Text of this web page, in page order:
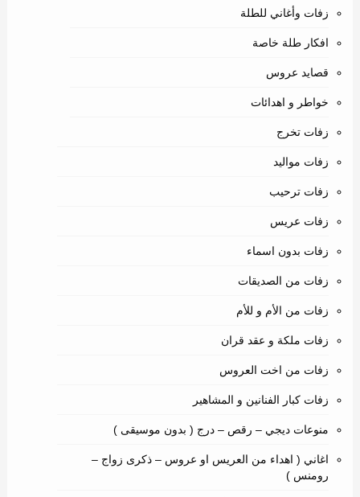
زفات وأغاني للطلة
افكار طلة خاصة
قصايد عروس
خواطر و اهدائات
زفات تخرج
زفات مواليد
زفات ترحيب
زفات عريس
زفات بدون اسماء
زفات من الصديقات
زفات من الأم و للأم
زفات ملكة و عقد قران
زفات من اخت العروس
زفات كبار الفنانين و المشاهير
منوعات ديجي – رقص – درج ( بدون موسيقى )
اغاني ( اهداء من العريس او عروس – ذكرى زواج –
رومنس )